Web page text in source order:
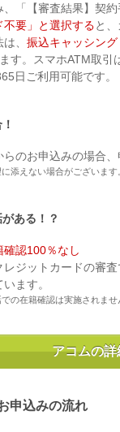
「【審査結果】契
要」と選択すると
、 振込キャッシング
す。スマホATM取引
日ご利用可能です。
のお申込みの場合
添えない場合がございます
ある！？
認100％なし
ジットカードの審
ます。
の在籍確認は実施されませ
アコムの詳
申込みの流れ